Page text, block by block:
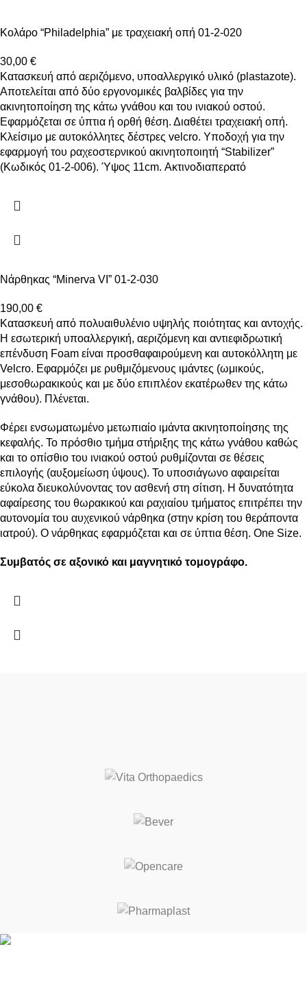
Κολάρο “Philadelphia” με τραχειακή οπή 01-2-020
30,00 €
Κατασκευή από αεριζόμενο, υποαλλεργικό υλικό (plastazote).
Αποτελείται από δύο εργονομικές βαλβίδες για την
ακινητοποίηση της κάτω γνάθου και του ινιακού οστού.
Εφαρμόζεται σε ύπτια ή ορθή θέση. Διαθέτει τραχειακή οπή.
Κλείσιμο με αυτοκόλλητες δέστρες velcro. Υποδοχή για την
εφαρμογή του ραχεοστερνικού ακινητοποιητή “Stabilizer”
(Κωδικός 01-2-006). Ύψος 11cm. Ακτινοδιαπερατό
Νάρθηκας “Minerva VI” 01-2-030
190,00 €
Kατασκευή από πολυαιθυλένιο υψηλής ποιότητας και αντοχής.
Η εσωτερική υποαλλεργική, αεριζόμενη και αντιεφιδρωτική
επένδυση Foam είναι προσθαφαιρούμενη και αυτοκόλλητη με
Velcro. Εφαρμόζει με ρυθμιζόμενους ιμάντες (ωμικούς,
μεσοθωρακικούς και με δύο επιπλέον εκατέρωθεν της κάτω
γνάθου). Πλένεται.
Φέρει ενσωματωμένο μετωπιαίο ιμάντα ακινητοποίησης της
κεφαλής. Το πρόσθιο τμήμα στήριξης της κάτω γνάθου καθώς
και το οπίσθιο του ινιακού οστού ρυθμίζονται σε θέσεις
επιλογής (αυξομείωση ύψους). Το υποσιάγωνο αφαιρείται
εύκολα διευκολύνοντας τον ασθενή στη σίτιση. Η δυνατότητα
αφαίρεσης του θωρακικού και ραχιαίου τμήματος επιτρέπει την
αυτονομία του αυχενικού νάρθηκα (στην κρίση του θεράποντα
ιατρού). Ο νάρθηκας εφαρμόζεται και σε ύπτια θέση. One Size.
Συμβατός σε αξονικό και μαγνητικό τομογράφο.